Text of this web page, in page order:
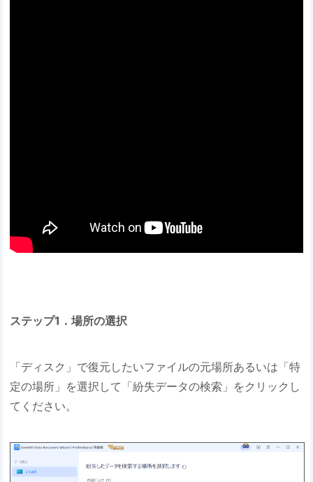
ステップ1．場所の選択
「ディスク」で復元したいファイルの元場所あるいは「特
定の場所」を選択して「紛失データの検索」をクリックし
てください。